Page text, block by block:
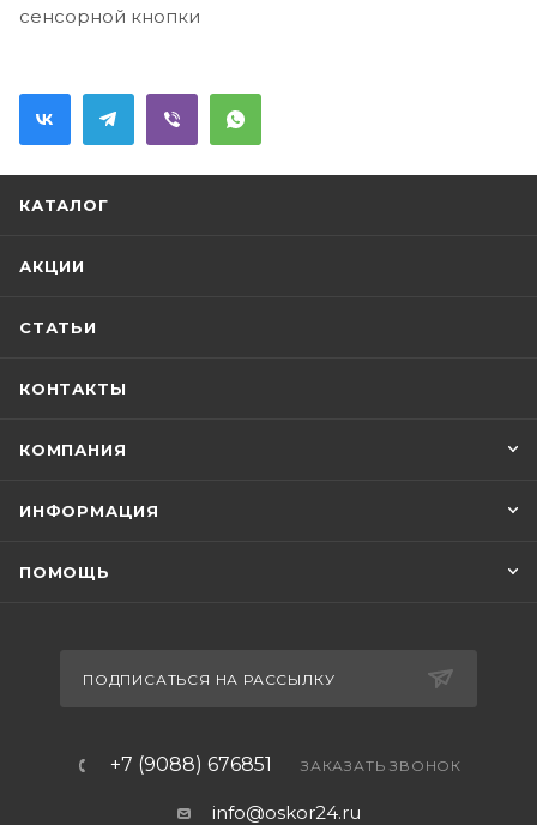
сенсорной кнопки
КАТАЛОГ
АКЦИИ
СТАТЬИ
КОНТАКТЫ
КОМПАНИЯ
ИНФОРМАЦИЯ
ПОМОЩЬ
ПОДПИСАТЬСЯ НА РАССЫЛКУ
+7 (9088) 676851 ЗАКАЗАТЬ ЗВОНОК
info@oskor24.ru